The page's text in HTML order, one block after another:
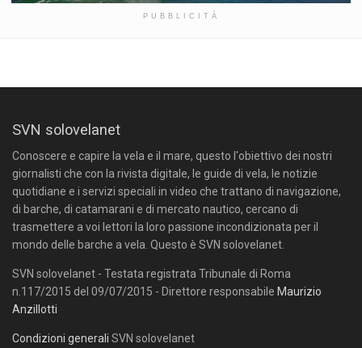
PUBBLICITÀ
SVN solovelanet
Conoscere e capire la vela e il mare, questo l'obiettivo dei nostri
giornalisti che con la rivista digitale, le guide di vela, le notizie
quotidiane e i servizi speciali in video che trattano di navigazione,
di barche, di catamarani e di mercato nautico, cercano di
trasmettere a voi lettori la loro passione incondizionata per il
mondo delle barche a vela. Questo è SVN solovelanet.
SVN solovelanet - Testata registrata Tribunale di Roma
n.117/2015 del 09/07/2015 - Direttore responsabile Maurizio
Anzillotti
Condizioni generali SVN solovelanet